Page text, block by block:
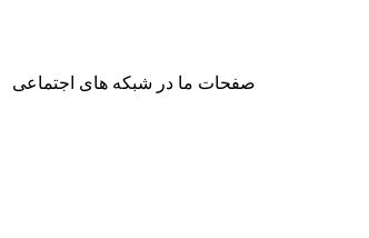
صفحات ما در شبکه های اجتماعی